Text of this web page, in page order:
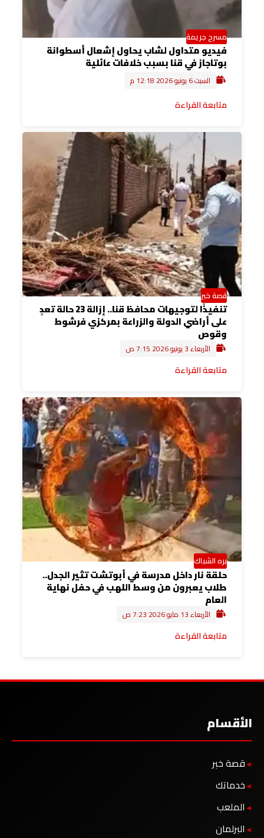
مسرح جريمة
فيديو متداول لشاب يحاول إشعال أسطوانة
بوتاجاز في قنا بسبب خلافات عائلية
السبت 6 يونيو 2026 12:18 م
متابعة القراءة
قصة خبر
تنفيذًا لتوجيهات محافظ قنا.. إزالة 23 حالة تعدٍ
على أراضي الدولة والزراعة بمركزي فرشوط
وقوص
الأربعاء 3 يونيو 2026 7:15 ص
متابعة القراءة
بره الشباك
حلقة نار داخل مدرسة في أبوتشت تثير الجدل..
طلاب يعبرون من وسط اللهب في حفل نهاية
العام
الأربعاء 13 مايو 2026 7:23 ص
متابعة القراءة
الأقسام
قصة خبر
خدماتك
الملعب
البرلمان